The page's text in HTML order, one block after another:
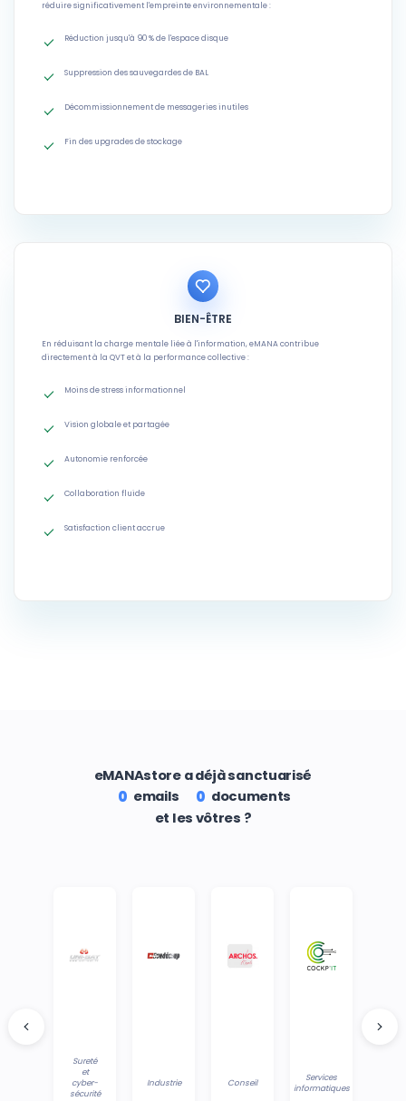
réduire significativement l'empreinte environnementale :
Réduction jusqu'à 90 % de l'espace disque
Suppression des sauvegardes de BAL
Décommissionnement de messageries inutiles
Fin des upgrades de stockage
BIEN-ÊTRE
En réduisant la charge mentale liée à l'information, eMANA contribue
directement à la QVT et à la performance collective :
Moins de stress informationnel
Vision globale et partagée
Autonomie renforcée
Collaboration fluide
Satisfaction client accrue
eMANAstore a déjà sanctuarisé
0 emails 0 documents
et les vôtres ?
Sureté
et
cyber-
sécurité
Industrie Conseil
Services
informatiques